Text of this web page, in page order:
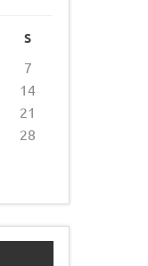
S
7
14
21
28